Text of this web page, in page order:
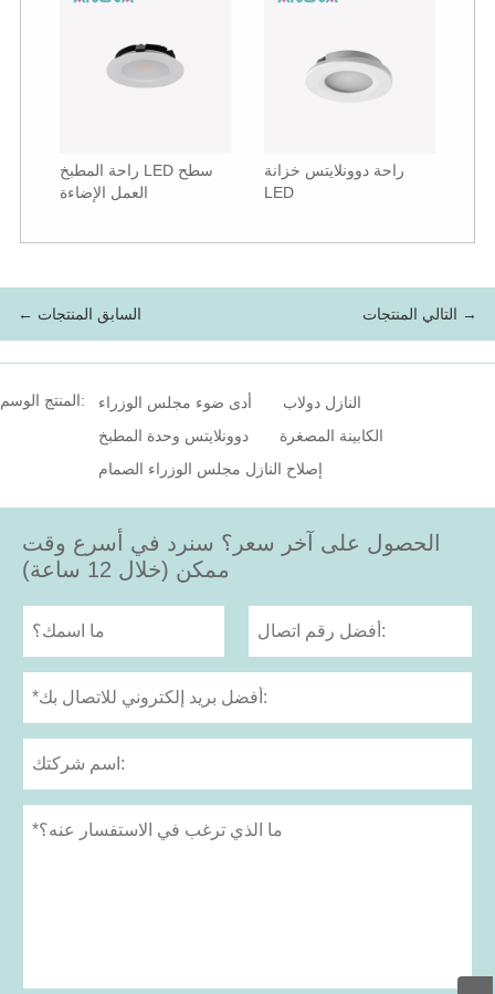
راحة المطبخ LED سطح
العمل الإضاءة
راحة دوونلايتس خزانة
LED
← السابق المنتجات التالي المنتجات →
المنتج الوسم: أدى ضوء مجلس الوزراء
النازل دولاب
دوونلايتس وحدة المطبخ
الكابينة المصغرة
إصلاح النازل مجلس الوزراء الصمام
الحصول على آخر سعر؟ سنرد في أسرع وقت
ممكن (خلال 12 ساعة)